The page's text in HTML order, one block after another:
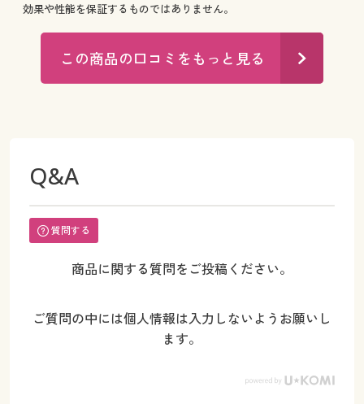
効果や性能を保証するものではありません。
この商品の口コミをもっと見る
Q&A
質問する
商品に関する質問をご投稿ください。
ご質問の中には個人情報は入力しないようお願いし
ます。